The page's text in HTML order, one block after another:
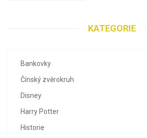
KATEGORIE
Bankovky
Čínský zvěrokruh
Disney
Harry Potter
Historie